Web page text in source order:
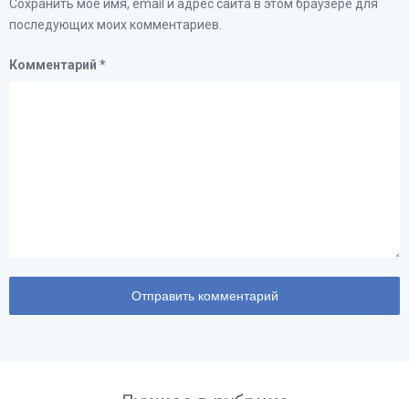
Сохранить моё имя, email и адрес сайта в этом браузере для
последующих моих комментариев.
Комментарий *